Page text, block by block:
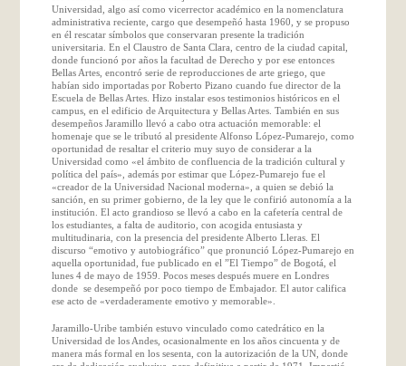
Universidad, algo así como vicerrector académico en la nomenclatura
administrativa reciente, cargo que desempeñó hasta 1960, y se propuso
en él rescatar símbolos que conservaran presente la tradición
universitaria. En el Claustro de Santa Clara, centro de la ciudad capital,
donde funcionó por años la facultad de Derecho y por ese entonces
Bellas Artes, encontró serie de reproducciones de arte griego, que
habían sido importadas por Roberto Pizano cuando fue director de la
Escuela de Bellas Artes. Hizo instalar esos testimonios históricos en el
campus, en el edificio de Arquitectura y Bellas Artes. También en sus
desempeños Jaramillo llevó a cabo otra actuación memorable: el
homenaje que se le tributó al presidente Alfonso López-Pumarejo, como
oportunidad de resaltar el criterio muy suyo de considerar a la
Universidad como «el ámbito de confluencia de la tradición cultural y
política del país», además por estimar que López-Pumarejo fue el
«creador de la Universidad Nacional moderna», a quien se debió la
sanción, en su primer gobierno, de la ley que le confirió autonomía a la
institución. El acto grandioso se llevó a cabo en la cafetería central de
los estudiantes, a falta de auditorio, con acogida entusiasta y
multitudinaria, con la presencia del presidente Alberto Lleras. El
discurso “emotivo y autobiográfico” que pronunció López-Pumarejo en
aquella oportunidad, fue publicado en el ”El Tiempo” de Bogotá, el
lunes 4 de mayo de 1959. Pocos meses después muere en Londres
donde se desempeñó por poco tiempo de Embajador. El autor califica
ese acto de «verdaderamente emotivo y memorable».
Jaramillo-Uribe también estuvo vinculado como catedrático en la
Universidad de los Andes, ocasionalmente en los años cincuenta y de
manera más formal en los sesenta, con la autorización de la UN, donde